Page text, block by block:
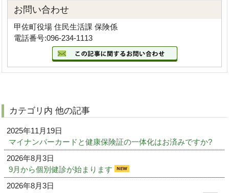
お問い合わせ
甲佐町役場 住民生活課 保険係
電話番号:096-234-1113
カテゴリ内 他の記事
2025年11月19日
マイナンバーカードと健康保険証の一体化はお済みですか?
2026年8月3日
9月から個別健診が始まります
2026年8月3日